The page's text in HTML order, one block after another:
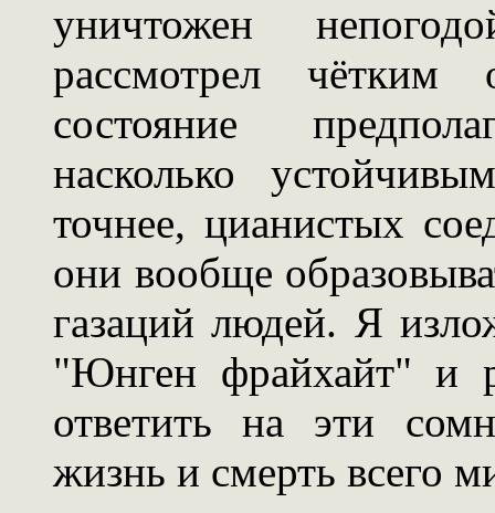
уничтожен
рассмотрел
состояние
насколько
точнее, цианистых
они вообще
газаций людей. Я
"Юнген фрайхайт" и
ответить на эти
жизнь и смерть всего